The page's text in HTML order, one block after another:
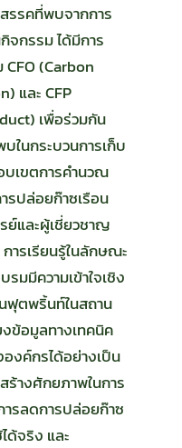
รรคที่พบจากการ
จกรรม ได้มีการ
(Carbon
และ CFP
เพื่อร่วมกัน
ในกระบวนการเก็บ
เขตการคำนวณ
รปล่อยก๊าซเรือน
ย์และผู้เชี่ยวชาญ
ารเรียนรู้ในลักษณะ
มมีความเข้าใจเชิง
ฟุตพริ้นท์ในสถาน
งข้อมูลทางเทคนิค
งค์กรได้อย่างเป็น
ร้างศักยภาพในการ
รลดการปล่อยก๊าซ
ด้จริง และ